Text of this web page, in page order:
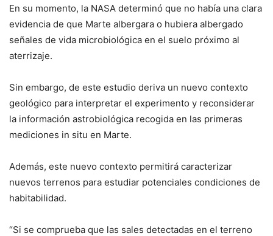
En su momento, la NASA determinó que no había una clara
evidencia de que Marte albergara o hubiera albergado
señales de vida microbiológica en el suelo próximo al
aterrizaje.
Sin embargo, de este estudio deriva un nuevo contexto
geológico para interpretar el experimento y reconsiderar
la información astrobiológica recogida en las primeras
mediciones in situ en Marte.
Además, este nuevo contexto permitirá caracterizar
nuevos terrenos para estudiar potenciales condiciones de
habitabilidad.
“Si se comprueba que las sales detectadas en el terreno